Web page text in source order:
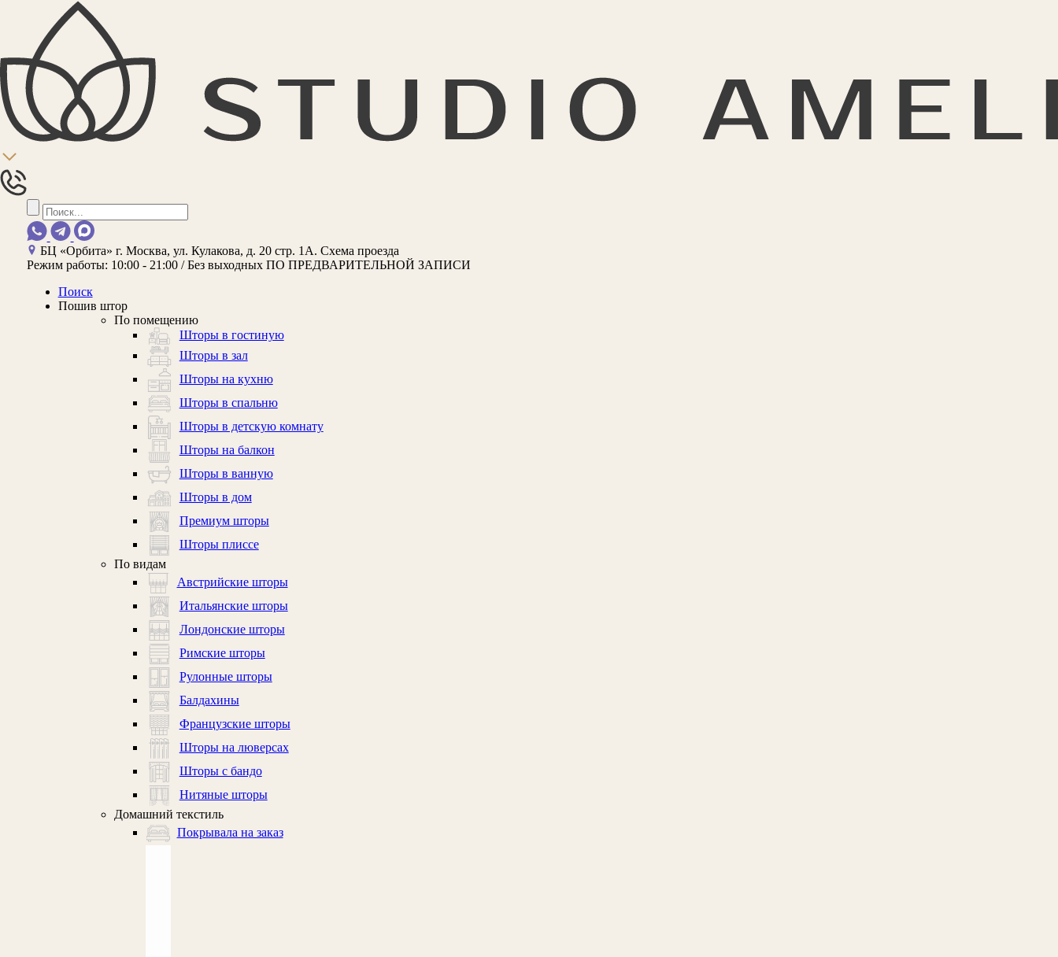
БЦ «Орбита» г. Москва, ул. Кулакова, д. 20 стр. 1А. Схема проезда
Режим работы: 10:00 - 21:00 / Без выходных ПО ПРЕДВАРИТЕЛЬНОЙ ЗАПИСИ
Поиск
Пошив штор
По помещению
Шторы в гостиную
Шторы в зал
Шторы на кухню
Шторы в спальню
Шторы в детскую комнату
Шторы на балкон
Шторы в ванную
Шторы в дом
Премиум шторы
Шторы плиссе
По видам
Австрийские шторы
Итальянские шторы
Лондонские шторы
Римские шторы
Рулонные шторы
Балдахины
Французские шторы
Шторы на люверсах
Шторы с бандо
Нитяные шторы
Домашний текстиль
Покрывала на заказ